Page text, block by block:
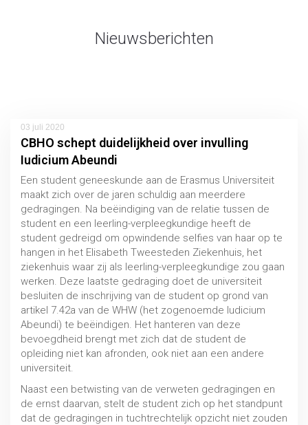
Nieuwsberichten
03 juli 2020
CBHO schept duidelijkheid over invulling
Iudicium Abeundi
Een student geneeskunde aan de Erasmus Universiteit
maakt zich over de jaren schuldig aan meerdere
gedragingen. Na beëindiging van de relatie tussen de
student en een leerling-verpleegkundige heeft de
student gedreigd om opwindende selfies van haar op te
hangen in het Elisabeth Tweesteden Ziekenhuis, het
ziekenhuis waar zij als leerling-verpleegkundige zou gaan
werken. Deze laatste gedraging doet de universiteit
besluiten de inschrijving van de student op grond van
artikel 7.42a van de WHW (het zogenoemde Iudicium
Abeundi) te beëindigen. Het hanteren van deze
bevoegdheid brengt met zich dat de student de
opleiding niet kan afronden, ook niet aan een andere
universiteit.
Naast een betwisting van de verweten gedragingen en
de ernst daarvan, stelt de student zich op het standpunt
dat de gedragingen in tuchtrechtelijk opzicht niet zouden